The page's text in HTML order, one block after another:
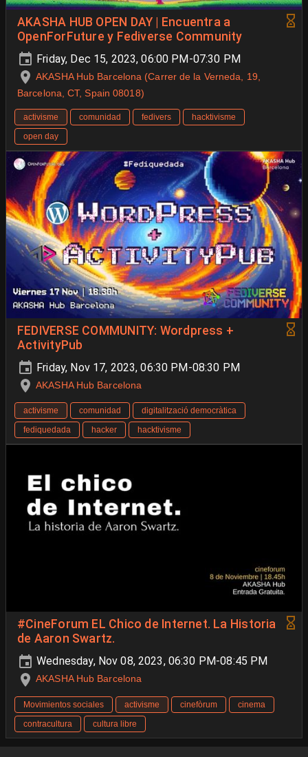
AKASHA HUB OPEN DAY | Encuentra a
OpenForFuture y Fediverse Community
Friday, Dec 15, 2023, 06:00 PM-07:30 PM
AKASHA Hub Barcelona (Carrer de la Verneda, 19,
Barcelona, CT, Spain 08018)
activisme comunidad fedivers
hacktivisme
open day
FEDIVERSE COMMUNITY: Wordpress +
ActivityPub
Friday, Nov 17, 2023, 06:30 PM-08:30 PM
AKASHA Hub Barcelona
activisme comunidad
digitalització democràtica
fediquedada
hacker hacktivisme
#CineForum EL Chico de Internet. La Historia
de Aaron Swartz.
Wednesday, Nov 08, 2023, 06:30 PM-08:45 PM
AKASHA Hub Barcelona
Movimientos sociales activisme cinefòrum
cinema
contracultura
cultura libre